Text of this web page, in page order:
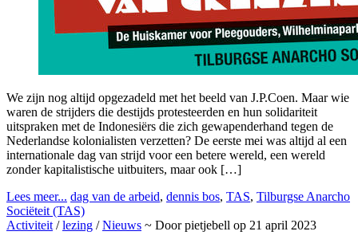
We zijn nog altijd opgezadeld met het beeld van J.P.Coen. Maar wie
waren de strijders die destijds protesteerden en hun solidariteit
uitspraken met de Indonesiërs die zich gewapenderhand tegen de
Nederlandse kolonialisten verzetten? De eerste mei was altijd al een
internationale dag van strijd voor een betere wereld, een wereld
zonder kapitalistische uitbuiters, maar ook […]
Lees meer... dag van de arbeid, dennis bos, TAS, Tilburgse Anarcho
Sociëteit (TAS)
Activiteit /lezing /Nieuws ~ Door pietjebell op 21 april 2023